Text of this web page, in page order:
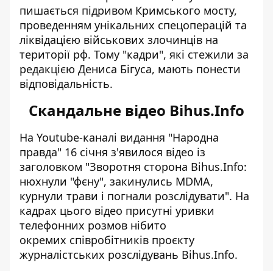
пишається підривом Кримського мосту,
проведенням унікальних спецоперацій та
ліквідацією військових злочинців на
території рф. Тому "кадри", які стежили за
редакцією Дениса Бігуса, мають понести
відповідальність.
Скандальне відео Bihus.Info
На Youtube-каналі видання "Народна
правда" 16 січня з'явилося відео із
заголовком "Зворотня сторона Bihus.Info:
нюхнули "фєну", закинулись MDMA,
курнули трави і погнали розслідувати". На
кадрах цього відео присутні уривки
телефонних розмов нібито
окремих співробітників проєкту
журналістських розслідувань Bihus.Info.